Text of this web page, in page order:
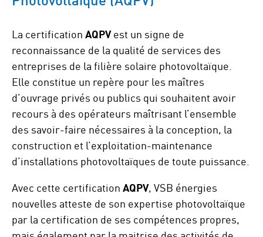
La certificationAQPVest un signe de
reconnaissance de la qualité de services des
entreprises de la filière solaire photovoltaïque.
Elle constitue un repère pour les maîtres
d’ouvrage privés ou publics qui souhaitent avoir
recours à des opérateurs maîtrisant l’ensemble
des savoir-faire nécessaires à la conception, la
construction et l’exploitation-maintenance
d’installations photovoltaïques de toute puissance.
Avec cette certificationAQPV, VSB énergies
nouvelles atteste de son expertise photovoltaïque
par la certification de ses compétences propres,